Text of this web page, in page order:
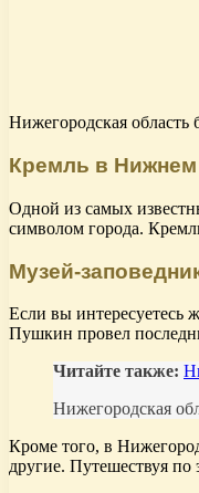
Нижегородская область
Кремль в
Одной из самых
символом города.
Музей-
Если вы интересуетесь
Пушкин провел
Читайте также:
Нижегородская
Кроме того, в
другие. Путешествуя по